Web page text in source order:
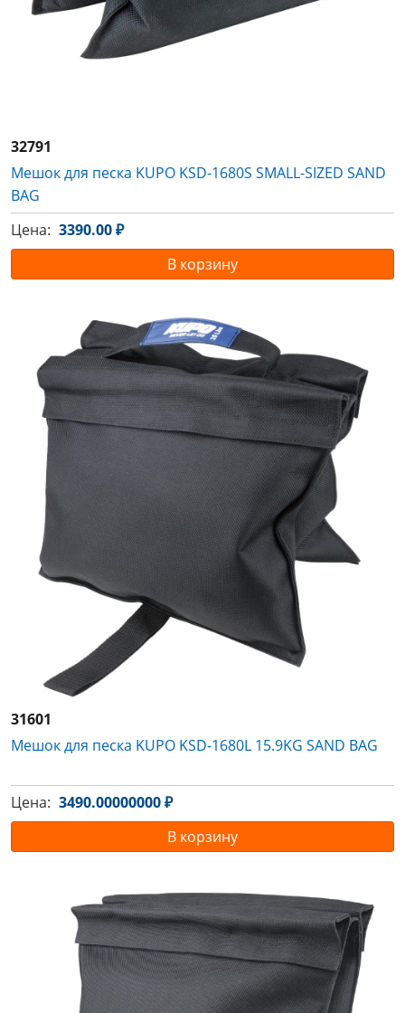
32791
Мешок для песка KUPO KSD-1680S SMALL-SIZED SAND
BAG
Цена: 3390.00 ₽
В корзину
31601
Мешок для песка KUPO KSD-1680L 15.9KG SAND BAG
Цена: 3490.00000000 ₽
В корзину